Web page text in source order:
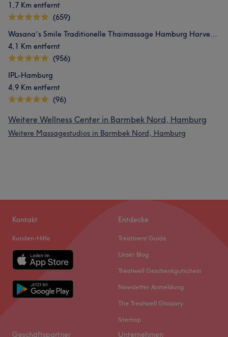
1,7 Km entfernt
(659)
Wasana´s Smile Traditionelle Thaimassage Hamburg Harvestehude
4,1 Km entfernt
(956)
IPL-Hamburg
4,9 Km entfernt
(96)
Weitere Wellness Center in Barmbek Nord, Hamburg
Weitere Massagestudios in Barmbek Nord, Hamburg
Kontakt
Kunden-Hilfe
Entdecke
Treatment Guide
Unser Blog
Treatwell Geschenkgutschein
Newsletter Anmeldung
The Treatwell Glossary
Sitemap
Geschäftspartner Unternehmen